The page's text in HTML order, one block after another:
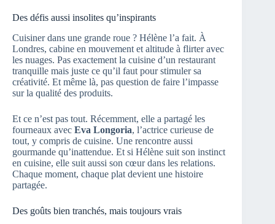
Des défis aussi insolites qu’inspirants
Cuisiner dans une grande roue ? Hélène l’a fait. À
Londres, cabine en mouvement et altitude à flirter avec
les nuages. Pas exactement la cuisine d’un restaurant
tranquille mais juste ce qu’il faut pour stimuler sa
créativité. Et même là, pas question de faire l’impasse
sur la qualité des produits.
Et ce n’est pas tout. Récemment, elle a partagé les
fourneaux avec Eva Longoria, l’actrice curieuse de
tout, y compris de cuisine. Une rencontre aussi
gourmande qu’inattendue. Et si Hélène suit son instinct
en cuisine, elle suit aussi son cœur dans les relations.
Chaque moment, chaque plat devient une histoire
partagée.
Des goûts bien tranchés, mais toujours vrais